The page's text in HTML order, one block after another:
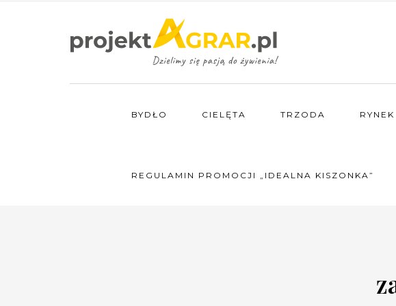
BYDŁO CIELĘTA TRZODA RYNEK
REGULAMIN PROMOCJI „IDEALNA KISZONKA”